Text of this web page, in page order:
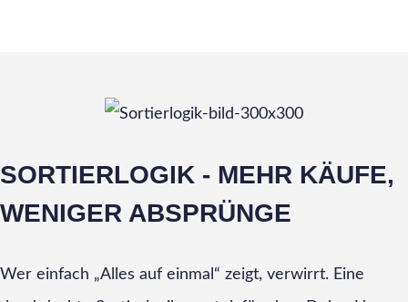
SORTIERLOGIK - MEHR KÄUFE,
WENIGER ABSPRÜNGE
Wer einfach „Alles auf einmal“ zeigt, verwirrt. Eine